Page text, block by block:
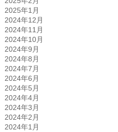
2025年1月
2024年12月
2024年11月
2024年10月
2024年9月
2024年8月
2024年7月
2024年6月
2024年5月
2024年4月
2024年3月
2024年2月
2024年1月